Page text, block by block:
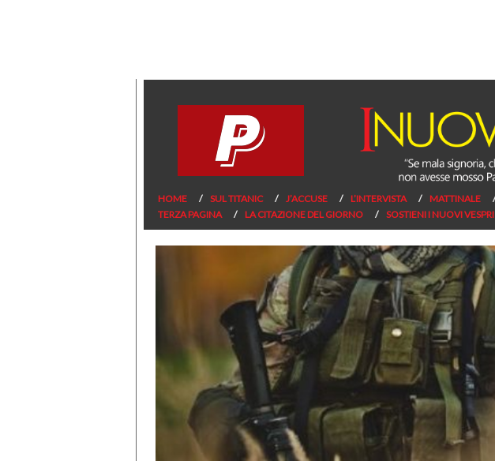
HOME SUL TITANIC J’ACCUSE L’INTERVISTA MATTINALE
TERZA PAGINA
LA CITAZIONE DEL GIORNO SOSTIENI I NUOVI VESPRI